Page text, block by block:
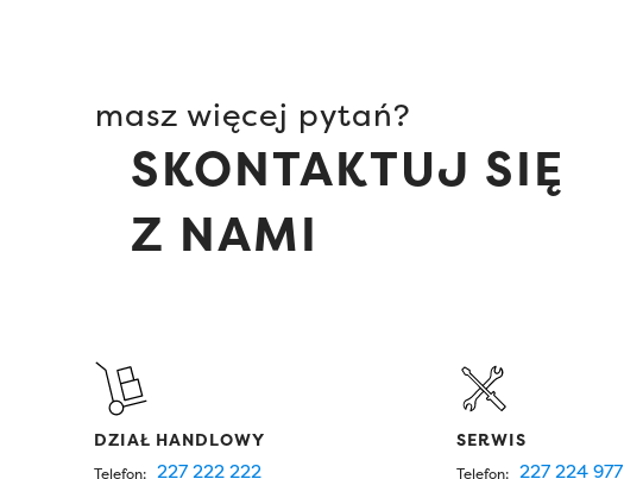
masz więcej pytań?
SKONTAKTUJ SIĘ
Z NAMI
DZIAŁ HANDLOWY
Telefon: 227 222 222
SERWIS
Telefon: 227 224 977